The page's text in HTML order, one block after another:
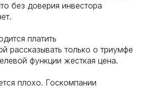
без доверия инвестора
платить
рассказывать только о триумфе
функции жесткая цена.
плохо. Госкомпании